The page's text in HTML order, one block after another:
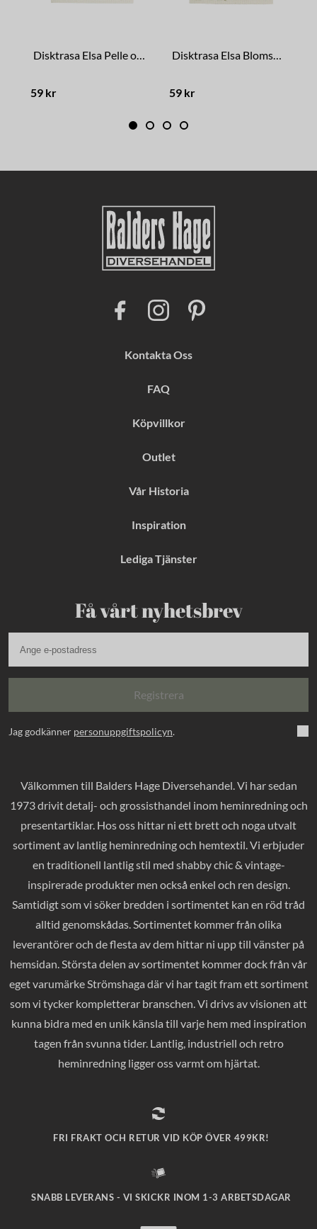
Disktrasa Elsa Pelle och Lammungen
59 kr
Disktrasa Elsa Blomsterfest
59 kr
Kontakta Oss
FAQ
Köpvillkor
Outlet
Vår Historia
Inspiration
Lediga Tjänster
Få vårt nyhetsbrev
Registrera
Jag godkänner personuppgiftspolicyn.
b
o
I
n
g
a
m
Välkommen till Balders Hage Diversehandel. Vi har sedan
1973 drivit detalj- och grossisthandel inom heminredning och
presentartiklar. Hos oss hittar ni ett brett och noga utvalt
sortiment av lantlig heminredning och hemtextil. Vi erbjuder
en traditionell lantlig stil med shabby chic & vintage-
inspirerade produkter men också enkel och ren design.
Samtidigt som vi söker bredden i sortimentet kan en röd tråd
alltid genomskådas. Sortimentet kommer från olika
leverantörer och de flesta av dem hittar ni upp till vänster på
hemsidan. Största delen av sortimentet kommer dock från vår
eget varumärke Strömshaga där vi har tagit fram ett sortiment
som vi tycker kompletterar branschen. Vi drivs av visionen att
kunna bidra med en unik känsla till varje hem med inspiration
tagen från svunna tider. Lantlig, industriell och retro
heminredning ligger oss varmt om hjärtat.
FRI FRAKT OCH RETUR VID KÖP ÖVER 499KR!
SNABB LEVERANS - VI SKICKR INOM 1-3 ARBETSDAGAR